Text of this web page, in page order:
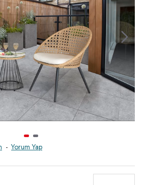
- Yorum Yap